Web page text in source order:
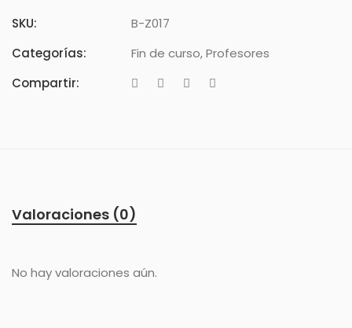
SKU:
B-Z017
Categorías:
Fin de curso,Profesores
Compartir:
Valoraciones (0)
No hay valoraciones aún.